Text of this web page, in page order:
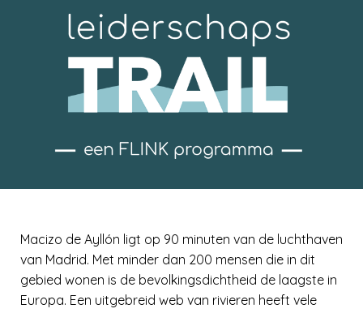
Macizo de Ayllón ligt op 90 minuten van de luchthaven
van Madrid. Met minder dan 200 mensen die in dit
gebied wonen is de bevolkingsdichtheid de laagste in
Europa. Een uitgebreid web van rivieren heeft vele